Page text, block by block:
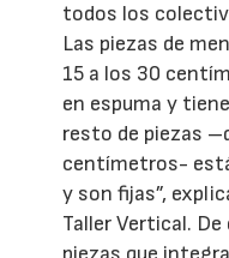
todos los
Las piezas de
15 a los 30
en espuma y
resto de piezas
centímetros-
y son fijas”,
Taller Vertical.